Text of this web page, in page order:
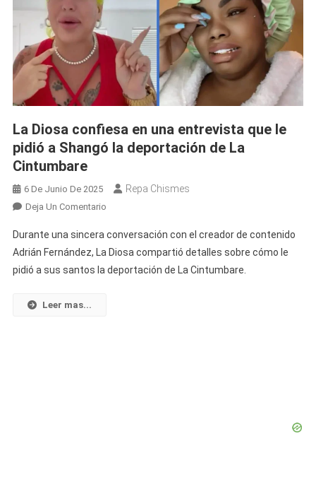
La Diosa confiesa en una entrevista que le
pidió a Shangó la deportación de La
Cintumbare
6 De Junio De 2025 Repa Chismes
Deja Un ComentarioEn
Diosa
Confiesa
En
Durante una sincera conversación con el creador de contenido
Adrián Fernández, La Diosa compartió detalles sobre cómo le
pidió a sus santos la deportación de La Cintumbare.
Leer mas...